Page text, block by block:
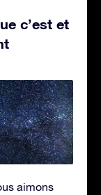
c’est et
aimons